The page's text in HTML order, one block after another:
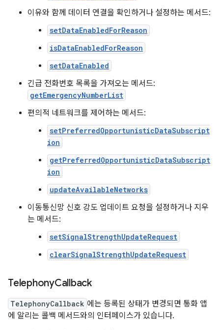
이유와 함께 데이터 연결을 확인하거나 설정하는 메서드:
setDataEnabledForReason
isDataEnabledForReason
setDataEnabled
긴급 전화번호 목록을 가져오는 메서드:
getEmergencyNumberList
편의적 네트워크를 제어하는 메서드:
setPreferredOpportunisticDataSubscript
ion
getPreferredOpportunisticDataSubscript
ion
updateAvailableNetworks
이동통신망 신호 강도 업데이트 요청을 설정하거나 지우
는 메서드:
setSignalStrengthUpdateRequest
clearSignalStrengthUpdateRequest
TelephonyCallback
TelephonyCallback 에는 등록된 상태가 변경되면 통화 앱
에 알리는 콜백 메서드와의 인터페이스가 있습니다.